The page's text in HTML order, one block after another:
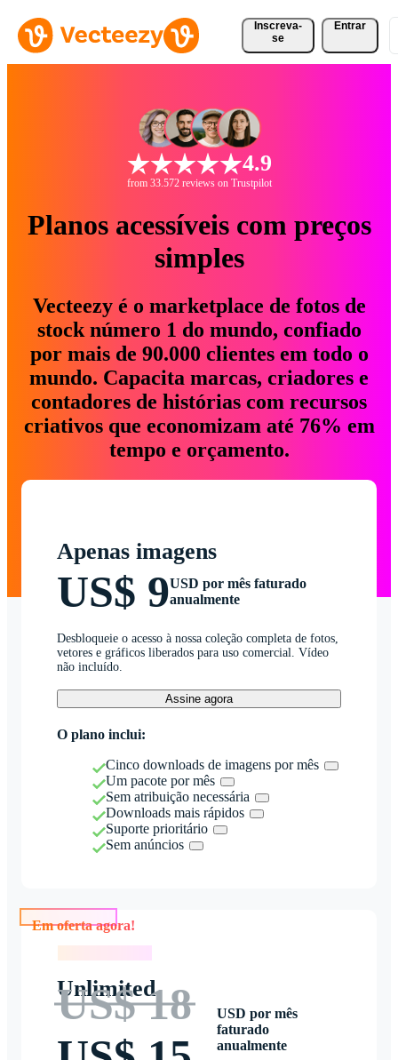
Inscreva-
se
Entrar
4.9
from 33.572 reviews on Trustpilot
Planos acessíveis com preços
simples
Vecteezy é o marketplace de fotos de
stock número 1 do mundo, confiado
por mais de 90.000 clientes em todo o
mundo. Capacita marcas, criadores e
contadores de histórias com recursos
criativos que economizam até 76% em
tempo e orçamento.
Apenas imagens
US$ 9USD por mês faturado
anualmente
Desbloqueie o acesso à nossa coleção completa de fotos,
vetores e gráficos liberados para uso comercial. Vídeo
não incluído.
Assine agora
O plano inclui:
Cinco downloads de imagens por mês
Um pacote por mês
Sem atribuição necessária
Downloads mais rápidos
Suporte prioritário
Sem anúncios
Unlimited
US$ 18
USD por mês
faturado
anualmente